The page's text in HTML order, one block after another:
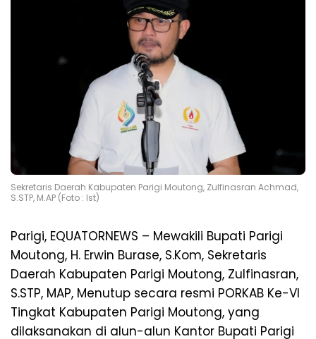
Sekretaris Daerah Kabupaten Parigi Moutong, Zulfinasran Achmad,
S.STP, M.AP (Foto : Ist)
Parigi, EQUATORNEWS – Mewakili Bupati Parigi
Moutong, H. Erwin Burase, S.Kom, Sekretaris
Daerah Kabupaten Parigi Moutong, Zulfinasran,
S.STP, MAP, Menutup secara resmi PORKAB Ke-VI
Tingkat Kabupaten Parigi Moutong, yang
dilaksanakan di alun-alun Kantor Bupati Parigi